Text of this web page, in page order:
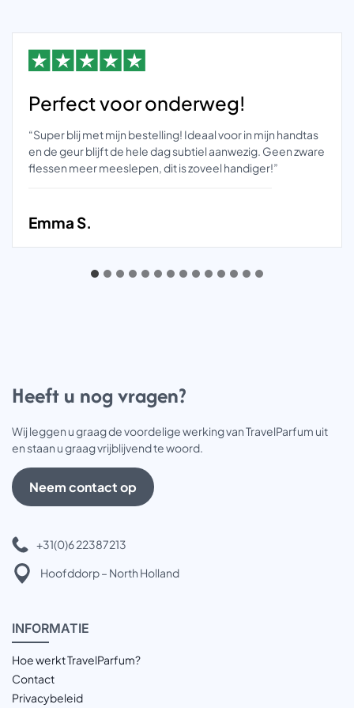
Perfect voor onderweg!
“Super blij met mijn bestelling! Ideaal voor in mijn handtas
en de geur blijft de hele dag subtiel aanwezig. Geen zware
flessen meer meeslepen, dit is zoveel handiger!”
Emma S.
Heeft u nog vragen?
Wij leggen u graag de voordelige werking van TravelParfum uit
en staan u graag vrijblijvend te woord.
Neem contact op
+31(0)6 22387213
Hoofddorp – North Holland
INFORMATIE
Hoe werkt TravelParfum?
Contact
Privacybeleid